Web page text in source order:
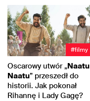
#filmy
Oscarowy utwór „Naatu
Naatu” przeszedł do
historii. Jak pokonał
Rihannę i Lady Gagę?